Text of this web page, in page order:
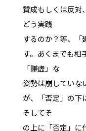
賛成もしくは反対
どう実践
するのか？等、「
す。あくまでも相
「謙虚」な
姿勢は崩していな
が、「否定」の下
そしてそ
の上に「否定」に